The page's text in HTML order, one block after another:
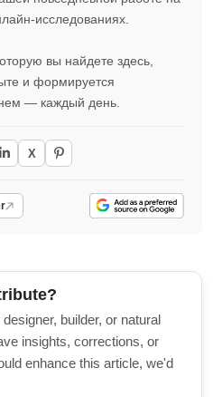
исследованиях.
вы найдете здесь,
и формируется
— каждый день.
X
builder, or natural
insights, corrections, or
enhance this article, we'd